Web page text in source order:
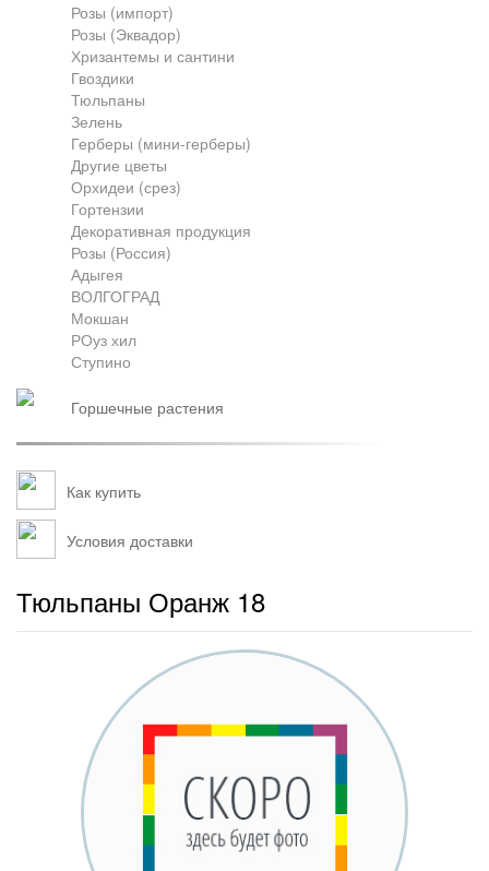
Франшиза
Розы (импорт)
Розы (Эквадор)
Хризантемы и сантини
Гвоздики
Тюльпаны
Зелень
Герберы (мини-герберы)
Другие цветы
Орхидеи (срез)
Гортензии
Декоративная продукция
Розы (Россия)
Адыгея
ВОЛГОГРАД
Мокшан
РОуз хил
Ступино
горшечные растения
Как купить
Условия доставки
Тюльпаны Оранж 18